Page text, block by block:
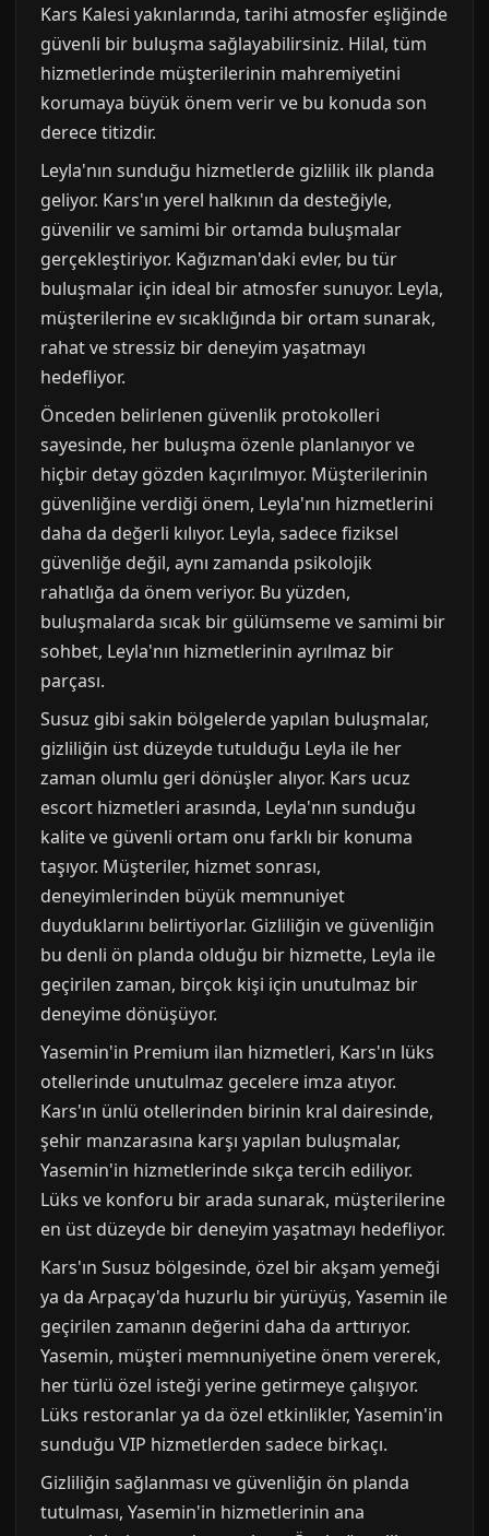
Kars Kalesi yakınlarında, tarihi atmosfer eşliğinde
güvenli bir buluşma sağlayabilirsiniz. Hilal, tüm
hizmetlerinde müşterilerinin mahremiyetini
korumaya büyük önem verir ve bu konuda son
derece titizdir.
Leyla'nın sunduğu hizmetlerde gizlilik ilk planda
geliyor. Kars'ın yerel halkının da desteğiyle,
güvenilir ve samimi bir ortamda buluşmalar
gerçekleştiriyor. Kağızman'daki evler, bu tür
buluşmalar için ideal bir atmosfer sunuyor. Leyla,
müşterilerine ev sıcaklığında bir ortam sunarak,
rahat ve stressiz bir deneyim yaşatmayı
hedefliyor.
Önceden belirlenen güvenlik protokolleri
sayesinde, her buluşma özenle planlanıyor ve
hiçbir detay gözden kaçırılmıyor. Müşterilerinin
güvenliğine verdiği önem, Leyla'nın hizmetlerini
daha da değerli kılıyor. Leyla, sadece fiziksel
güvenliğe değil, aynı zamanda psikolojik
rahatlığa da önem veriyor. Bu yüzden,
buluşmalarda sıcak bir gülümseme ve samimi bir
sohbet, Leyla'nın hizmetlerinin ayrılmaz bir
parçası.
Susuz gibi sakin bölgelerde yapılan buluşmalar,
gizliliğin üst düzeyde tutulduğu Leyla ile her
zaman olumlu geri dönüşler alıyor. Kars ucuz
escort hizmetleri arasında, Leyla'nın sunduğu
kalite ve güvenli ortam onu farklı bir konuma
taşıyor. Müşteriler, hizmet sonrası,
deneyimlerinden büyük memnuniyet
duyduklarını belirtiyorlar. Gizliliğin ve güvenliğin
bu denli ön planda olduğu bir hizmette, Leyla ile
geçirilen zaman, birçok kişi için unutulmaz bir
deneyime dönüşüyor.
Yasemin'in Premium ilan hizmetleri, Kars'ın lüks
otellerinde unutulmaz gecelere imza atıyor.
Kars'ın ünlü otellerinden birinin kral dairesinde,
şehir manzarasına karşı yapılan buluşmalar,
Yasemin'in hizmetlerinde sıkça tercih ediliyor.
Lüks ve konforu bir arada sunarak, müşterilerine
en üst düzeyde bir deneyim yaşatmayı hedefliyor.
Kars'ın Susuz bölgesinde, özel bir akşam yemeği
ya da Arpaçay'da huzurlu bir yürüyüş, Yasemin ile
geçirilen zamanın değerini daha da arttırıyor.
Yasemin, müşteri memnuniyetine önem vererek,
her türlü özel isteği yerine getirmeye çalışıyor.
Lüks restoranlar ya da özel etkinlikler, Yasemin'in
sunduğu VIP hizmetlerden sadece birkaçı.
Gizliliğin sağlanması ve güvenliğin ön planda
tutulması, Yasemin'in hizmetlerinin ana